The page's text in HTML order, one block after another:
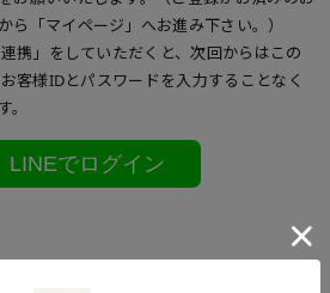
ら「マイページ」へお進み下さい。）
携」をしていただくと、次回からはこの
客様IDとパスワードを入力することなく
LINEでログイン